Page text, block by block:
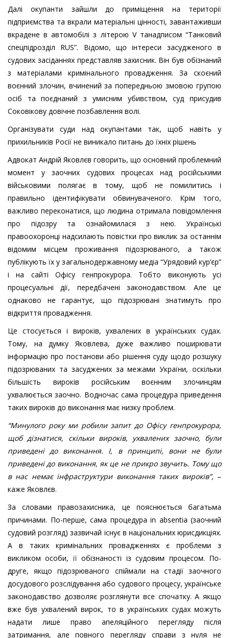
Далі окупанти зайшли до приміщення на території
підприємства та вкрали матеріальні цінності, завантаживши
вкрадене в автомобілі з літерою V танадписом “Танковий
спецпідрозділ RUS”. Відомо, що інтереси засудженого в
судових засіданнях представляв захисник. Він був обізнаний
з матеріалами кримінального провадження. За скоєний
воєнний злочин, вчинений за попередньою змовою групою
осіб та поєднаний з умисним убивством, суд присудив
Соковікову довічне позбавлення волі.
Організувати суди над окупантами так, щоб навіть у
прихильників Росії не виникало питань до їхніх рішень
Адвокат Андрій Яковлєв говорить, що основний проблемний
момент у заочних судових процесах над російськими
військовими полягає в тому, щоб не помилитись і
правильно ідентифікувати обвинуваченого. Крім того,
важливо переконатися, що людина отримала повідомлення
про підозру та ознайомилася з нею. Українські
правоохоронці надсилають повістки про виклик за останнім
відомим місцем проживання підозрюваного, а також
публікують їх у загальнодержавному медіа “Урядовий кур’єр”
і на сайті Офісу генпрокурора. Тобто виконують усі
процесуальні дії, передбачені законодавством. Але це
однаково не гарантує, що підозрювані знатимуть про
відкриття провадження.
Це стосується і вироків, ухвалених в українських судах.
Тому, на думку Яковлева, дуже важливо поширювати
інформацію про постанови або рішення суду щодо розшуку
підозрюваних та засуджених за межами України, оскільки
більшість вироків російським воєнним злочинцям
ухвалюється заочно. Водночас сама процедура приведення
таких вироків до виконання має низку проблем.
“Минулого року ми робили запит до Офісу генпрокурора,
щоб дізнатися, скільки вироків, ухвалених заочно, були
приведені до виконання. І, в принципі, вони не були
приведені до виконання, як це не прикро звучить. Тому що
в нас немає інфраструктури виконання таких вироків”, –
каже Яковлєв.
За словами правозахисника, це пояснюється багатьма
причинами. По-перше, сама процедура in absentia (заочний
судовий розгляд) зазвичай існує в національних юрисдикціях.
А в таких кримінальних провадженнях є проблеми з
викликом особи, її обізнаності із судовим процесом. По-
друге, якщо підозрюваного спіймали на стадії заочного
досудового розслідування або судового процесу, українське
законодавство дозволяє розглянути все спочатку. А якщо
вже був ухвалений вирок, то в українських судах можуть
надати лише право апеляційного перегляду після
затримання, але повного перегляду справи з нуля не